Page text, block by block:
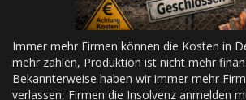
Immer mehr Firmen können die Kosten in
mehr zahlen, Produktion ist nicht mehr
Bekannterweise haben wir immer mehr
verlassen, Firmen die Insolvenz anmelden